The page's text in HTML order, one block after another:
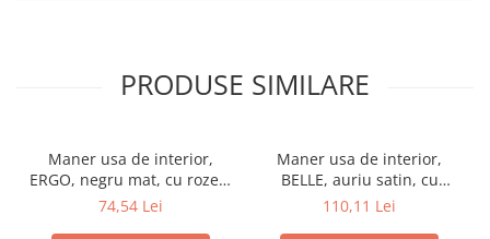
PRODUSE SIMILARE
Maner usa de interior,
ERGO, negru mat, cu rozeta
cheie
74,54 Lei
Maner usa de interior,
BELLE, auriu satin, cu
rozeta cheie
110,11 Lei